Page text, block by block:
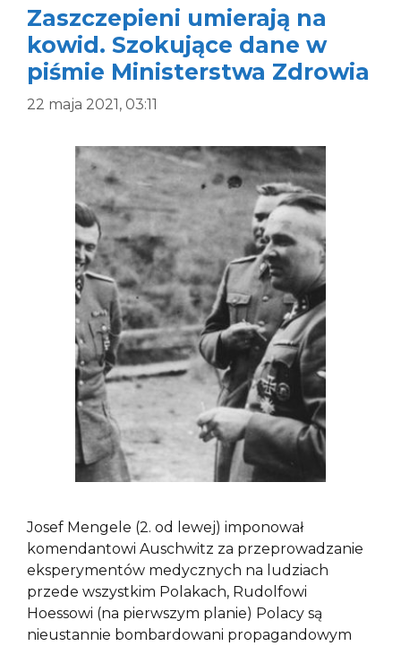
Zaszczepieni umierają na
kowid. Szokujące dane w
piśmie Ministerstwa Zdrowia
22 maja 2021, 03:11
Josef Mengele (2. od lewej) imponował
komendantowi Auschwitz za przeprowadzanie
eksperymentów medycznych na ludziach
przede wszystkim Polakach, Rudolfowi
Hoessowi (na pierwszym planie) Polacy są
nieustannie bombardowani propagandowym